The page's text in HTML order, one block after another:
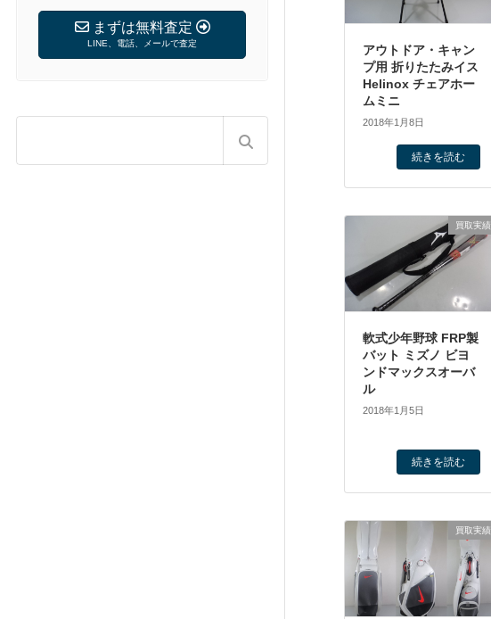
まずは無料査定
LINE、電話、メールで査定
アウトドア・キャン
プ用 折りたたみイス
Helinox チェアホー
ムミニ
2018年1月8日
続きを読む
買取実績
軟式少年野球 FRP製
バット ミズノ ビヨ
ンドマックスオーバ
ル
2018年1月5日
続きを読む
買取実績